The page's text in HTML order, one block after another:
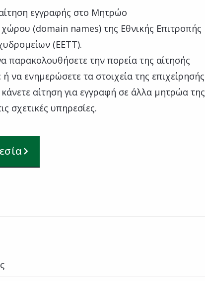
εγγραφής στο Μητρώο
(domain names) της Εθνικής Επιτροπής
(ΕΕΤΤ).
παρακολουθήσετε την πορεία της αίτησής
ή να ενημερώσετε τα στοιχεία της επιχείρησής
αίτηση για εγγραφή σε άλλα μητρώα της
σχετικές υπηρεσίες.